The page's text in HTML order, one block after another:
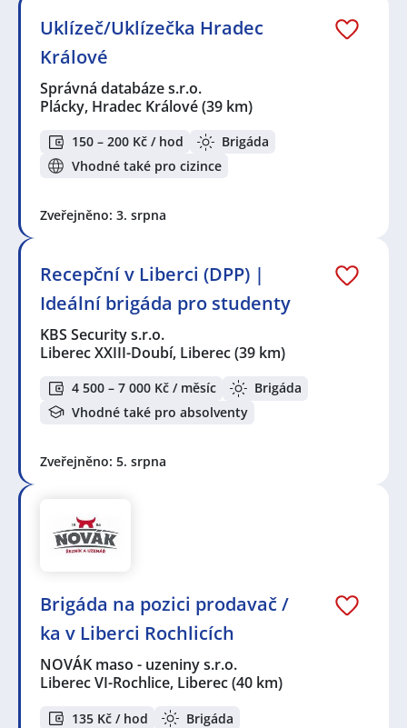
Uklízeč/Uklízečka Hradec
Králové
Správná databáze s.r.o.
Plácky, Hradec Králové(39 km)
150 – 200 Kč / hod
Brigáda
Vhodné také pro cizince
Zveřejněno: 3. srpna
Recepční v Liberci (DPP) |
Ideální brigáda pro studenty
KBS Security s.r.o.
Liberec XXIII-Doubí, Liberec(39 km)
4 500 – 7 000 Kč / měsíc
Brigáda
Vhodné také pro absolventy
Zveřejněno: 5. srpna
Brigáda na pozici prodavač /
ka v Liberci Rochlicích
NOVÁK maso - uzeniny s.r.o.
Liberec VI-Rochlice, Liberec(40 km)
135 Kč / hod
Brigáda